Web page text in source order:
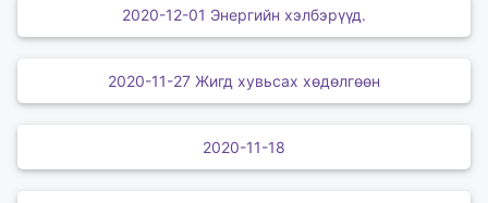
2020-12-01 Энергийн хэлбэрүүд.
2020-11-27 Жигд хувьсах хөдөлгөөн
2020-11-18